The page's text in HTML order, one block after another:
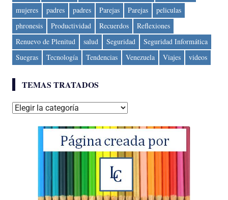
mujeres
padres padres Parejas Parejas
peliculas
phronesis
Productividad Recuerdos
Reflexiones
Renuevo de Plenitud
salud Seguridad
Seguridad Informática
Suegras
Tecnología Tendencias Venezuela Viajes videos
TEMAS TRATADOS
Temas